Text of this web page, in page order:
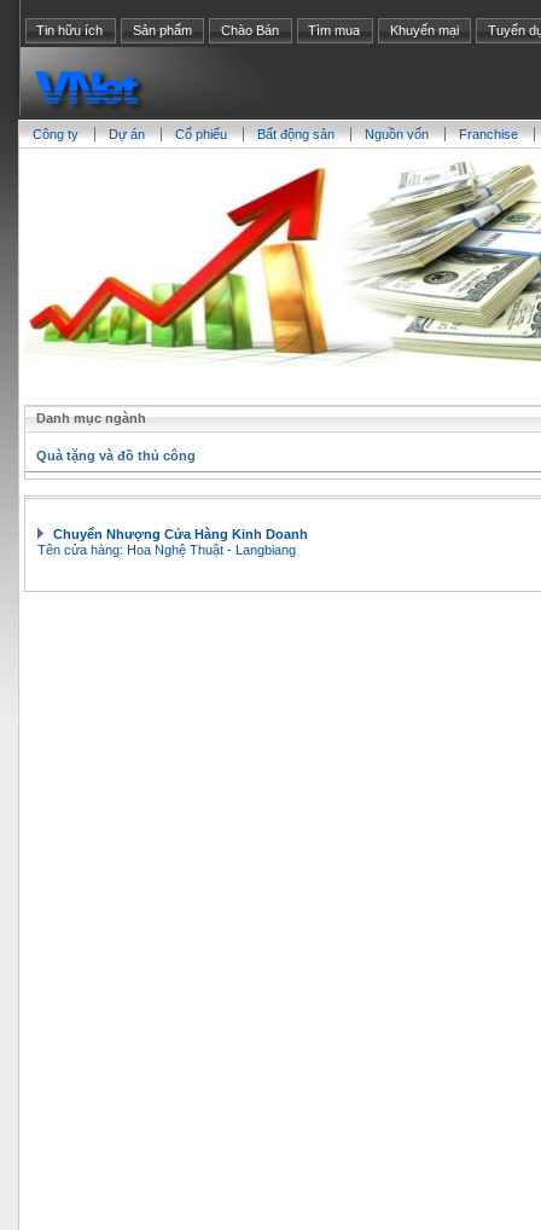
Tin hữu ích Sản phẩm Chào Bán Tìm mua Khuyến mại Tuyển
Công ty Dự án Cổ phiểu Bất động sản Nguồn vốn Franchise
Danh mục ngành
Quà tặng và đồ thủ công
Chuyển Nhượng Cửa Hàng Kinh Doanh
Tên cửa hàng: Hoa Nghệ Thuật - Langbiang